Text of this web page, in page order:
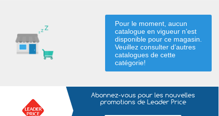
Pour le moment, aucun
catalogue en vigueur n’est
disponible pour ce magasin.
Veuillez consulter d’autres
catalogues de cette
catégorie!
Abonnez-vous pour les nouvelles
promotions de Leader Price